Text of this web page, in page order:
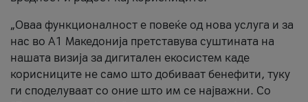
„Оваа функционалност е повеќе од нова услуга и за
нас во А1 Македонија претставува суштината на
нашата визија за дигитален екосистем каде
корисниците не само што добиваат бенефити, туку
ги споделуваат со оние што им се најважни. Со